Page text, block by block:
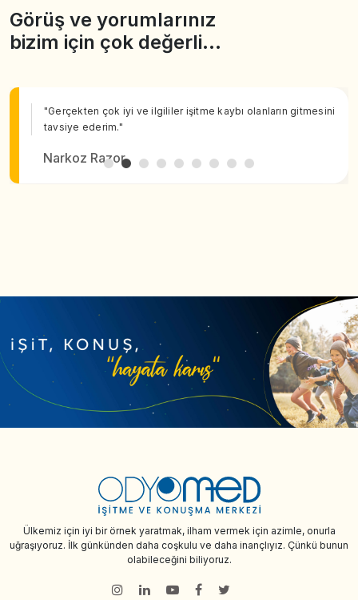
Görüş ve yorumlarınız
bizim için çok değerli…
"Gerçekten çok iyi ve ilgililer işitme kaybı olanların gitmesini
tavsiye ederim."
Narkoz Razor
Ülkemiz için iyi bir örnek yaratmak, ilham vermek için azimle, onurla
uğraşıyoruz. İlk günkünden daha coşkulu ve daha inançlıyız. Çünkü bunun
olabileceğini biliyoruz.